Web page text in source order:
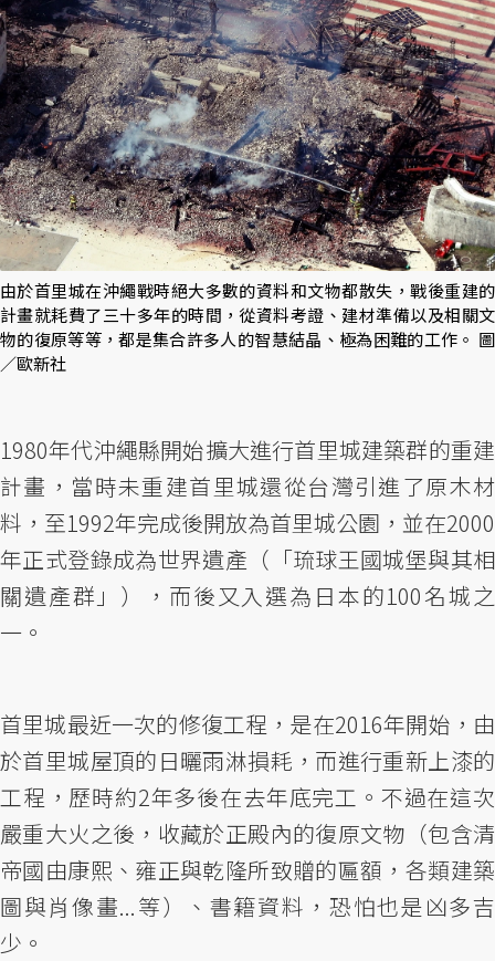
由於首里城在沖繩戰時絕大多數的資料和文物都散失，戰後重建的
計畫就耗費了三十多年的時間，從資料考證、建材準備以及相關文
物的復原等等，都是集合許多人的智慧結晶、極為困難的工作。 圖
／歐新社
1980年代沖繩縣開始擴大進行首里城建築群的重建
計畫，當時未重建首里城還從台灣引進了原木材
料，至1992年完成後開放為首里城公園，並在2000
年正式登錄成為世界遺產（「琉球王國城堡與其相
關遺產群」），而後又入選為日本的100名城之
一。
首里城最近一次的修復工程，是在2016年開始，由
於首里城屋頂的日曬雨淋損耗，而進行重新上漆的
工程，歷時約2年多後在去年底完工。不過在這次
嚴重大火之後，收藏於正殿內的復原文物（包含清
帝國由康熙、雍正與乾隆所致贈的匾額，各類建築
圖與肖像畫...等）、書籍資料，恐怕也是凶多吉
少。